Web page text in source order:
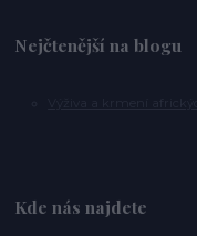
Nejčtenější na blogu
Kde nás najdete